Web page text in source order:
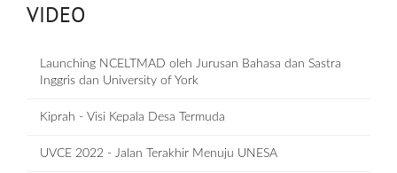
VIDEO
Launching NCELTMAD oleh Jurusan Bahasa dan Sastra
Inggris dan University of York
Kiprah - Visi Kepala Desa Termuda
UVCE 2022 - Jalan Terakhir Menuju UNESA